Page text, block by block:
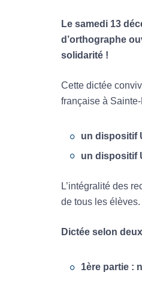
Le samedi 13
d’orthographe
solidarité !
Cette dictée
française à
un dispositif
un dispositif
L’intégralité des
de tous les élèves.
Dictée selon
1ère partie :